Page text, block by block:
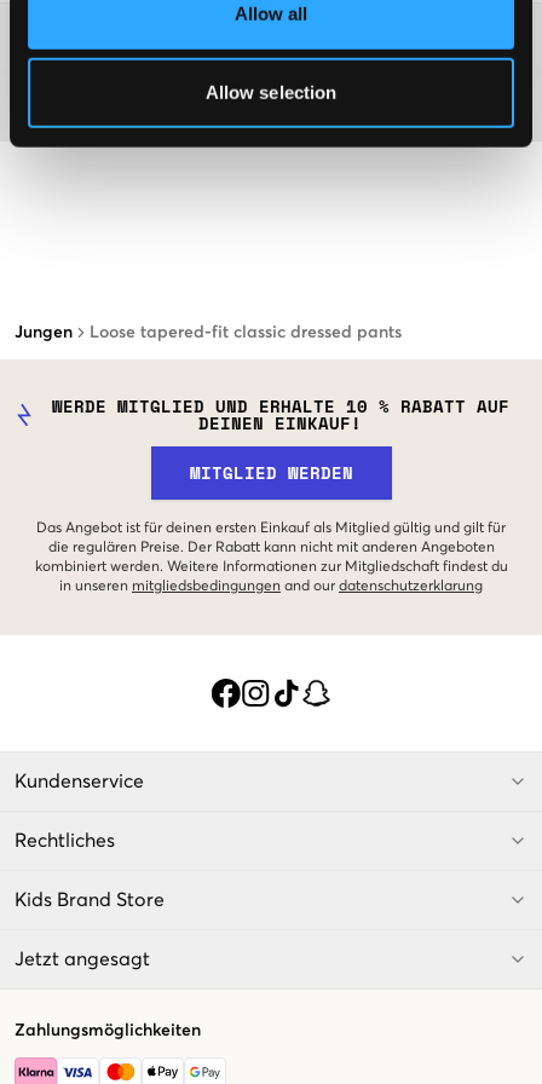
Allow all
Allow selection
Jungen Loose tapered-fit classic dressed pants
WERDE MITGLIED UND ERHALTE 10 % RABATT AUF
DEINEN EINKAUF!
MITGLIED WERDEN
Das Angebot ist für deinen ersten Einkauf als Mitglied gültig und gilt für
die regulären Preise. Der Rabatt kann nicht mit anderen Angeboten
kombiniert werden. Weitere Informationen zur Mitgliedschaft findest du
in unseren mitgliedsbedingungen and our datenschutzerklarung
Kundenservice
Rechtliches
Kids Brand Store
Jetzt angesagt
Zahlungsmöglichkeiten